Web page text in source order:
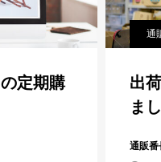
通販番長
出荷業務が